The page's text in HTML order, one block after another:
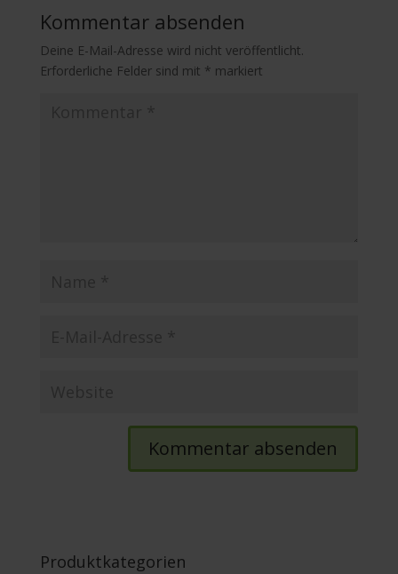
Kommentar absenden
Deine E-Mail-Adresse wird nicht veröffentlicht.
Erforderliche Felder sind mit * markiert
Produktkategorien